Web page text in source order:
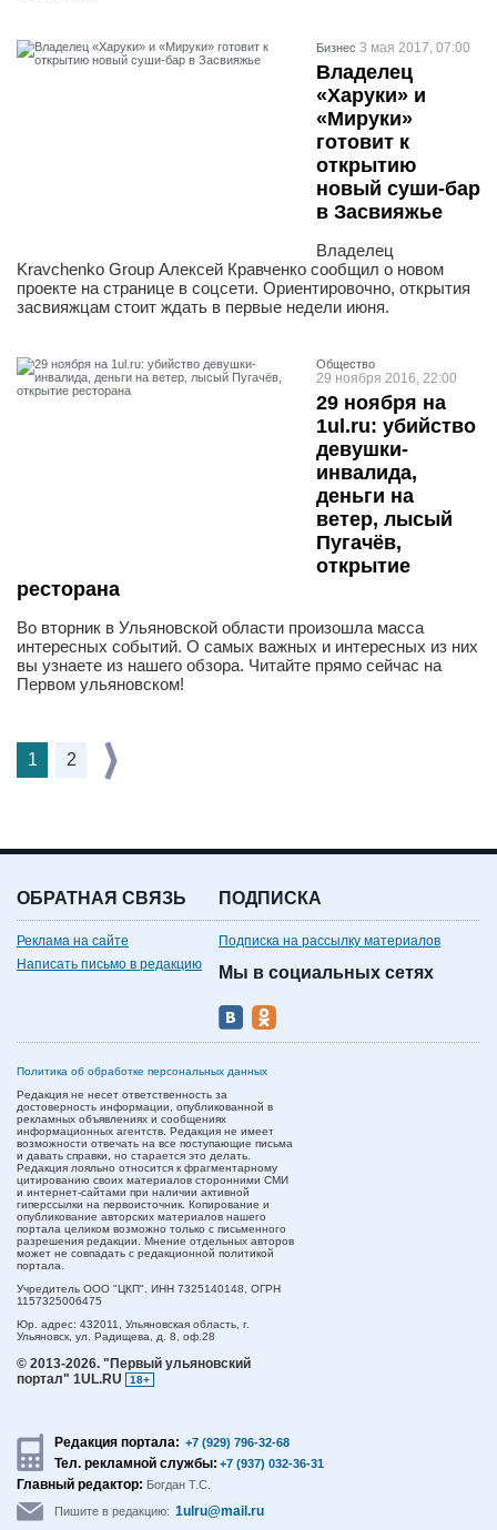
Бизнес 3 мая 2017, 07:00
Владелец
«Харуки» и
«Мируки»
готовит к
открытию
новый суши-бар
в Засвияжье
Владелец
Kravchenko Group Алексей Кравченко сообщил о новом
проекте на странице в соцсети. Ориентировочно, открытия
засвияжцам стоит ждать в первые недели июня.
Общество
29 ноября 2016, 22:00
29 ноября на
1ul.ru: убийство
девушки-
инвалида,
деньги на
ветер, лысый
Пугачёв,
открытие
ресторана
Во вторник в Ульяновской области произошла масса
интересных событий. О самых важных и интересных из них
вы узнаете из нашего обзора. Читайте прямо сейчас на
Первом ульяновском!
1 2
ОБРАТНАЯ СВЯЗЬ
Реклама на сайте
Написать письмо в редакцию
ПОДПИСКА
Подписка на рассылку материалов
Мы в социальных сетях
Политика об обработке персональных данных
Редакция не несет ответственность за
достоверность информации, опубликованной в
рекламных объявлениях и сообщениях
информационных агентств. Редакция не имеет
возможности отвечать на все поступающие письма
и давать справки, но старается это делать.
Редакция лояльно относится к фрагментарному
цитированию своих материалов сторонними СМИ
и интернет-сайтами при наличии активной
гиперссылки на первоисточник. Копирование и
опубликование авторских материалов нашего
портала целиком возможно только с письменного
разрешения редакции. Мнение отдельных авторов
может не совпадать с редакционной политикой
портала.
Учредитель ООО "ЦКП". ИНН 7325140148, ОГРН
1157325006475
Юр. адрес: 432011, Ульяновская область, г.
Ульяновск, ул. Радищева, д. 8, оф.28
© 2013-2026. "Первый ульяновский
портал" 1UL.RU
18+
Редакция портала: +7 (929) 796-32-68
Тел. рекламной службы: +7 (937) 032-36-31
Главный редактор: Богдан Т.С.
Пишите в редакцию: 1ulru@mail.ru